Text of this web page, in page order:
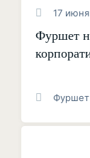
17
Фуршет
Фуршет